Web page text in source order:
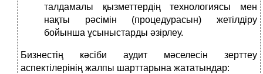
талдамалы қызметтердің технологиясы мен
нақты рәсімін (процедурасын) жетілдіру
бойынша ұсыныстарды әзірлеу.
Бизнестің кәсіби аудит мәселесін зерттеу
аспектілерінің жалпы шарттарына жататындар: